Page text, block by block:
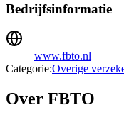
Bedrijfsinformatie
www.fbto.nl
Categorie:Overige
Over FBTO